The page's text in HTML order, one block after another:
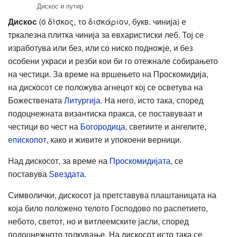
Дискос и путир
Дискос (ό δίσκος, το δισκάριον, букв. чинија) е
тркалезна плитка чинија за евхаристиски леб. Тој се
изработува или без, или со ниско подножје, и без
особени украси и резби кои би го отежнале собирањето
на честици. За време на вршењето на Проскомидија,
на дискосот се положува агнецот кој се осветува на
БожественатаЛитургија. На него, исто така, според
подоцнежната византиска пракса, се поставуваат и
честици во чест на Богородица, светиите и ангелите,
епископот, како и живите и упокоени верници.
Над дискосот, за време на Проскомидијата, се
поставува Ѕвездата.
Символички, дискосот ја претставува плаштаницата на
која било положено телото Господово по распетието,
небото, светот, но и витлеемските јасли, според
подоцнежното толкување. На дискосот исто така се